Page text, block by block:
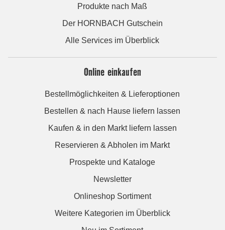
Produkte nach Maß
Der HORNBACH Gutschein
Alle Services im Überblick
Online einkaufen
Bestellmöglichkeiten & Lieferoptionen
Bestellen & nach Hause liefern lassen
Kaufen & in den Markt liefern lassen
Reservieren & Abholen im Markt
Prospekte und Kataloge
Newsletter
Onlineshop Sortiment
Weitere Kategorien im Überblick